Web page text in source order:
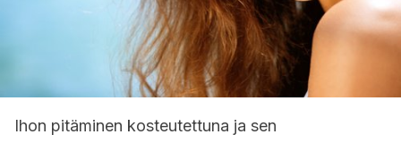
Ihon pitäminen kosteutettuna ja sen